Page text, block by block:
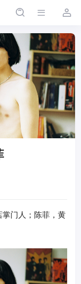
门人；陈菲，黄